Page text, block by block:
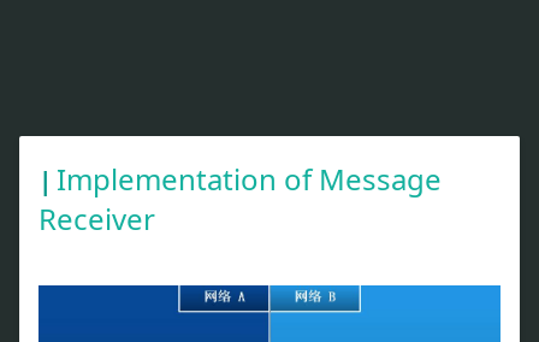
Implementation of Message
Receiver